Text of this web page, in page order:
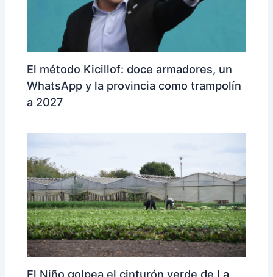
El método Kicillof: doce armadores, un
WhatsApp y la provincia como trampolín
a 2027
El Niño golpea el cinturón verde de La